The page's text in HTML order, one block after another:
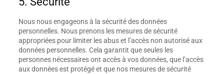
Nous nous engageons à la sécurité des données
personnelles. Nous prenons les mesures de sécurité
appropriées pour limiter les abus et l’accès non autorisé aux
données personnelles. Cela garantit que seules les
personnes nécessaires ont accès à vos données, que l’accès
aux données est protégé et que nos mesures de sécurité